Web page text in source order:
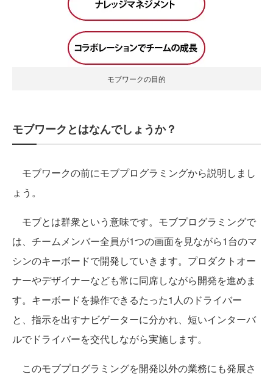
モブワークの目的
モブワークとはなんでしょうか？
モブワークの前にモブプログラミングから説明しまし
ょう。
モブとは群衆という意味です。モブプログラミングで
は、チームメンバー全員が1つの画面を見ながら1台のマ
シンのキーボードで開発していきます。プロダクトオー
ナーやデザイナーなども常に同席しながら開発を進めま
す。キーボードを操作できるたった1人のドライバー
と、指示を出すナビゲーターに分かれ、短いインターバ
ルでドライバーを交代しながら実施します。
このモブプログラミングを開発以外の業務にも発展さ